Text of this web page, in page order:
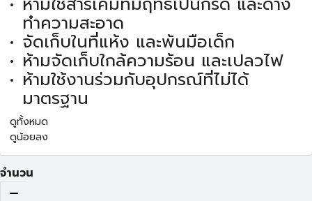
ทำความสะอาด
จัดเก็บในที่แห้ง และพ้นมือเด็ก
ห้ามจัดเก็บใกล้ความร้อน และเปลวไฟ
ห้ามใช้งานร่วมกับอุปกรณ์ที่ไม่ได้
มาตรฐาน
ดูทั้งหมด
ดูน้อยลง
จำนวน